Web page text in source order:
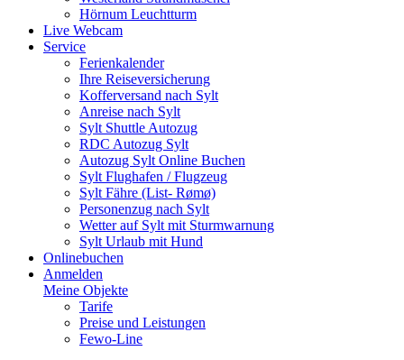
Hörnum Leuchtturm
Live Webcam
Service
Ferienkalender
Ihre Reiseversicherung
Kofferversand nach Sylt
Anreise nach Sylt
Sylt Shuttle Autozug
RDC Autozug Sylt
Autozug Sylt Online Buchen
Sylt Flughafen / Flugzeug
Sylt Fähre (List- Rømø)
Personenzug nach Sylt
Wetter auf Sylt mit Sturmwarnung
Sylt Urlaub mit Hund
Onlinebuchen
Anmelden
Meine Objekte
Tarife
Preise und Leistungen
Fewo-Line